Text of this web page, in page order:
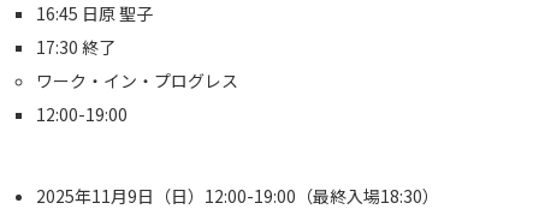
16:45 日原 聖子
17:30 終了
ワーク・イン・プログレス
12:00-19:00
2025年11月9日（日）12:00-19:00（最終入場18:30）